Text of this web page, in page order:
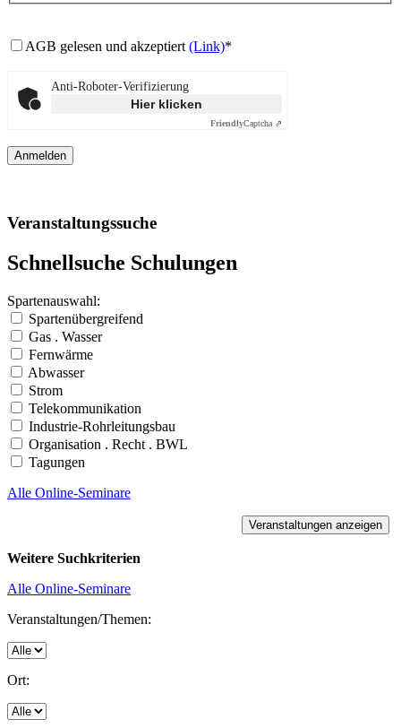
AGB gelesen und akzeptiert (Link)*
Anti-Roboter-Verifizierung
Hier klicken
FriendlyCaptcha ⇗
Veranstaltungssuche
Schnellsuche Schulungen
Spartenauswahl:
Spartenübergreifend
Gas . Wasser
Fernwärme
Abwasser
Strom
Telekommunikation
Industrie-Rohrleitungsbau
Organisation . Recht . BWL
Tagungen
Alle Online-Seminare
Weitere Suchkriterien
Alle Online-Seminare
Veranstaltungen/Themen:
Ort: